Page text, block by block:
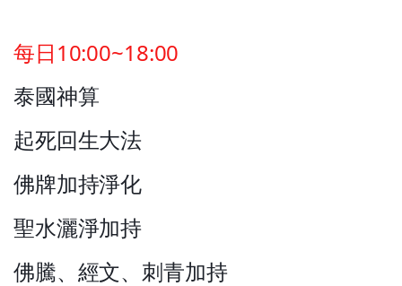
每日10:00~18:00
泰國神算
起死回生大法
佛牌加持淨化
聖水灑淨加持
佛騰、經文、刺青加持